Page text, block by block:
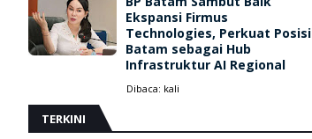
Ekspansi Firmus
Technologies, Perkuat Posisi
Batam sebagai Hub
Infrastruktur AI Regional
Dibaca: kali
TERKINI